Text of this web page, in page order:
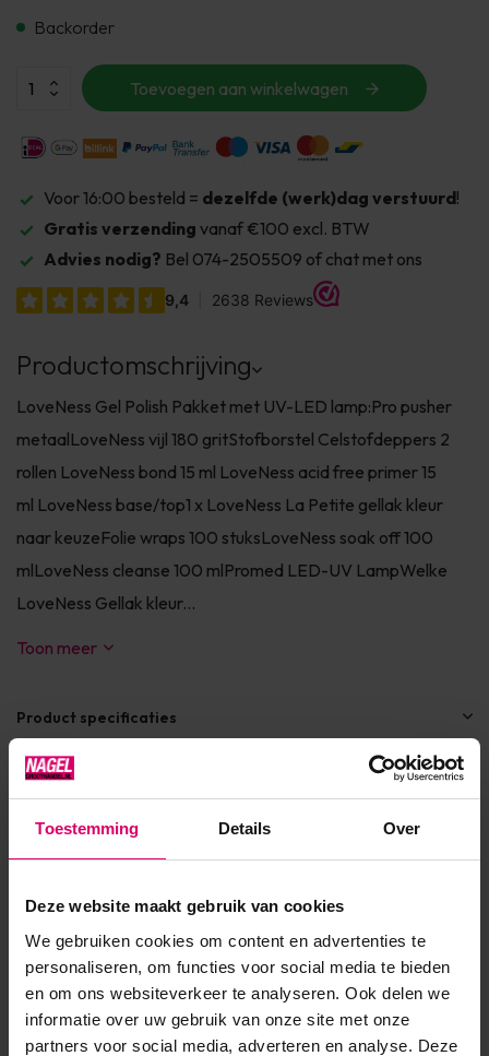
Toestemming Details Over
Deze website maakt gebruik van cookies
We gebruiken cookies om content en advertenties te
personaliseren, om functies voor social media te bieden
en om ons websiteverkeer te analyseren. Ook delen we
informatie over uw gebruik van onze site met onze
partners voor social media, adverteren en analyse. Deze
Backorder
Toevoegen aan winkelwagen
Voor 16:00 besteld = dezelfde (werk)dag verstuurd!
Gratis verzending vanaf €100 excl. BTW
Advies nodig? Bel 074-2505509 of chat met ons
Productomschrijving
LoveNess Gel Polish Pakket met UV-LED lamp:Pro pusher
metaalLoveNess vijl 180 gritStofborstel Celstofdeppers 2
rollen LoveNess bond 15 ml LoveNess acid free primer 15
ml LoveNess base/top1 x LoveNess La Petite gellak kleur
naar keuzeFolie wraps 100 stuksLoveNess soak off 100
mlLoveNess cleanse 100 mlPromed LED-UV LampWelke
LoveNess Gellak kleur...
Toon meer
Product specificaties
Artikelnummer
SKU 435331
Reviews
5/5 gebaseerd op 1 reviews
5/5